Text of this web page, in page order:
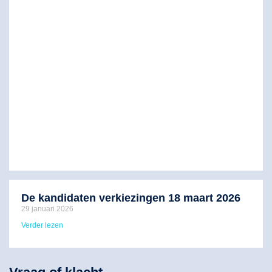
De kandidaten verkiezingen 18 maart 2026
29 januari 2026
Verder lezen